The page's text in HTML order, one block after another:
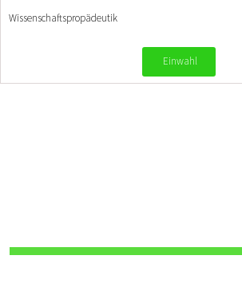
Wissenschaftspropädeutik
Einwahl